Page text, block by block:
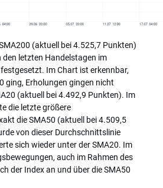
(aktuell bei 4.525,7 Punkten)
letzten Handelstagen im
Im Chart ist erkennbar,
ging, Erholungen gingen nicht
(aktuell bei 4.492,9 Punkten). Im
die letzte größere
die SMA50 (aktuell bei 4.509,5
von dieser Durchschnittslinie
sich wieder unter der SMA20. Im
auch im Rahmen des
der Index an und über die SMA50